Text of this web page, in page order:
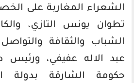
الشعراء المغاربة على
تطوان يونس التازي،
الشباب والثقافة
عبد الاله عفيفي، ورئيس
حكومة الشارقة بدولة